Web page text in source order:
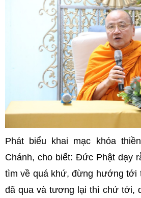
Phát biểu khai mạc khóa
Chánh, cho biết: Đức Phật dạy
tìm về quá khứ, đừng hướng tới
đã qua và tương lại thì chứ tới,